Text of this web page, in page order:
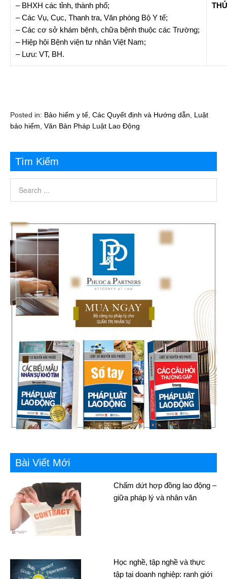
– BHXH các tỉnh, thành phố;
– Các Vụ, Cục, Thanh tra, Văn phòng Bộ Y tế;
– Các cơ sở khám bệnh, chữa bệnh thuộc các Trường;
– Hiệp hội Bệnh viện tư nhân Việt Nam;
– Lưu: VT, BH.
Posted in: Bảo hiểm y tế Các Quyết định và Hướng dẫn
Luật
bảo hiểm Văn Bản Pháp Luật Lao Động
Tìm Kiếm
Bài Viết Mới
Chấm dứt hợp đồng lao động –
giữa pháp lý và nhân văn
Học nghề, tập nghề và thực
tập tại doanh nghiệp: ranh giới